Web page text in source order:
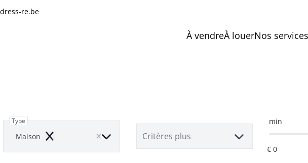
re.be
À vendreÀ louerNos services
Type
Maison Remove Critères plus
min